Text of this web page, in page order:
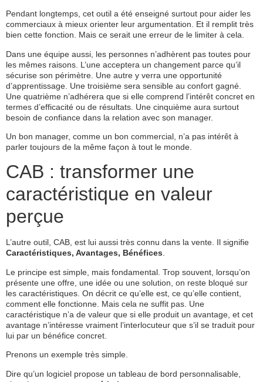
Pendant longtemps, cet outil a été enseigné surtout pour aider les
commerciaux à mieux orienter leur argumentation. Et il remplit très
bien cette fonction. Mais ce serait une erreur de le limiter à cela.
Dans une équipe aussi, les personnes n’adhèrent pas toutes pour
les mêmes raisons. L’une acceptera un changement parce qu’il
sécurise son périmètre. Une autre y verra une opportunité
d’apprentissage. Une troisième sera sensible au confort gagné.
Une quatrième n’adhérera que si elle comprend l’intérêt concret en
termes d’efficacité ou de résultats. Une cinquième aura surtout
besoin de confiance dans la relation avec son manager.
Un bon manager, comme un bon commercial, n’a pas intérêt à
parler toujours de la même façon à tout le monde.
CAB : transformer une
caractéristique en valeur
perçue
L’autre outil, CAB, est lui aussi très connu dans la vente. Il signifie
Caractéristiques, Avantages, Bénéfices.
Le principe est simple, mais fondamental. Trop souvent, lorsqu’on
présente une offre, une idée ou une solution, on reste bloqué sur
les caractéristiques. On décrit ce qu’elle est, ce qu’elle contient,
comment elle fonctionne. Mais cela ne suffit pas. Une
caractéristique n’a de valeur que si elle produit un avantage, et cet
avantage n’intéresse vraiment l’interlocuteur que s’il se traduit pour
lui par un bénéfice concret.
Prenons un exemple très simple.
Dire qu’un logiciel propose un tableau de bord personnalisable,